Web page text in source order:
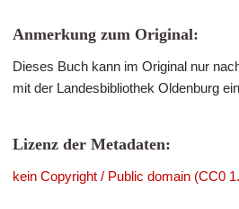
Anmerkung zum Original:
Dieses Buch kann im Original nur
mit der Landesbibliothek Oldenburg
Lizenz der Metadaten:
kein Copyright / Public domain (CC0